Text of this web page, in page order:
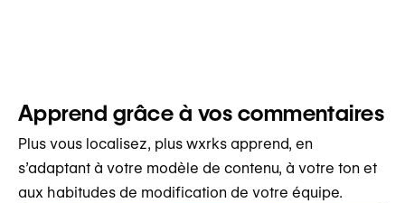
Apprend grâce à vos commentaires
Plus vous localisez, plus wxrks apprend, en
s’adaptant à votre modèle de contenu, à votre ton et
aux habitudes de modification de votre équipe.